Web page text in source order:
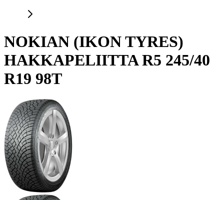
NOKIAN (IKON TYRES)
HAKKAPELIITTA R5 245/40
R19 98T